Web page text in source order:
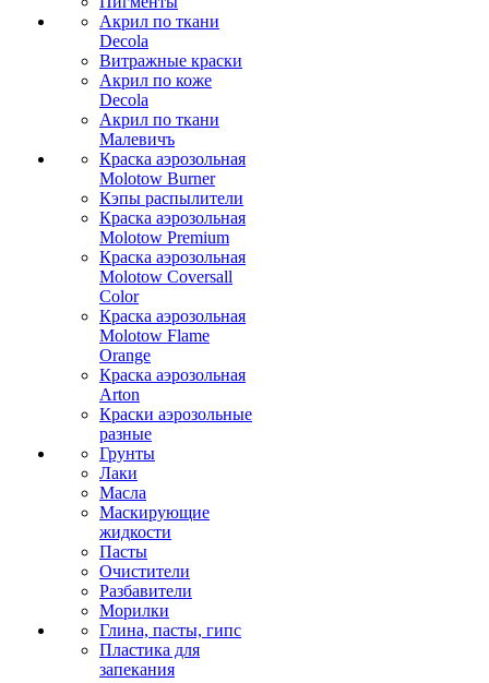
Акрил по ткани
Decola
Витражные краски
Акрил по коже
Decola
Акрил по ткани
Малевичъ
Краска аэрозольная
Molotow Burner
Кэпы распылители
Краска аэрозольная
Molotow Premium
Краска аэрозольная
Molotow Coversall
Color
Краска аэрозольная
Molotow Flame
Orange
Краска аэрозольная
Arton
Краски аэрозольные
разные
Грунты
Лаки
Масла
Маскирующие
жидкости
Пасты
Очистители
Разбавители
Морилки
Глина, пасты, гипс
Пластика для
запекания